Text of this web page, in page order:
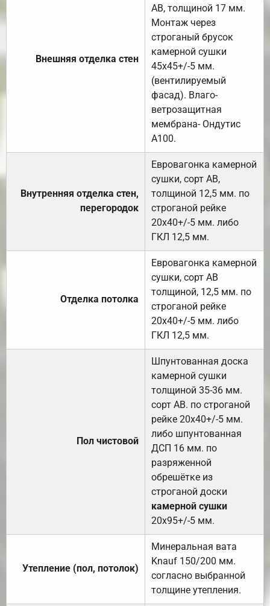
Внешняя отделка стен
АВ, толщиной 17 мм.
Монтаж через
строганый брусок
камерной сушки
45х45+/-5 мм.
(вентилируемый
фасад). Влаго-
ветрозащитная
мембрана- Ондутис
А100.
Внутренняя отделка стен,
перегородок
Евровагонка камерной
сушки, сорт АВ,
толщиной 12,5 мм. по
строганой рейке
20х40+/-5 мм. либо
ГКЛ 12,5 мм.
Отделка потолка
Евровагонка камерной
сушки, сорт АВ
толщиной, 12,5 мм. по
строганой рейке
20х40+/-5 мм. либо
ГКЛ 12,5 мм.
Пол чистовой
Шпунтованная доска
камерной сушки
толщиной 35-36 мм.
сорт АВ. по строганой
рейке 20х40+/-5 мм.
либо шпунтованная
ДСП 16 мм. по
разряженной
обрешётке из
строганой доски
камерной сушки
20х95+/-5 мм.
Утепление (пол, потолок)
Минеральная вата
Knauf 150/200 мм.
согласно выбранной
толщине утепления.